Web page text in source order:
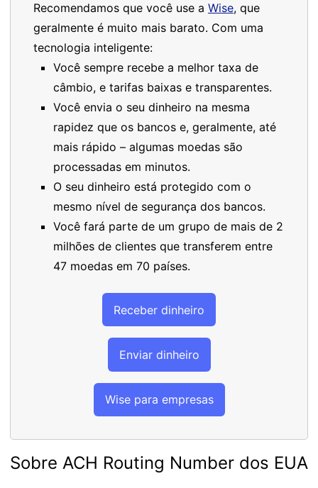
Recomendamos que você use a Wise, que
geralmente é muito mais barato. Com uma
tecnologia inteligente:
Você sempre recebe a melhor taxa de
câmbio, e tarifas baixas e transparentes.
Você envia o seu dinheiro na mesma
rapidez que os bancos e, geralmente, até
mais rápido – algumas moedas são
processadas em minutos.
O seu dinheiro está protegido com o
mesmo nível de segurança dos bancos.
Você fará parte de um grupo de mais de 2
milhões de clientes que transferem entre
47 moedas em 70 países.
Receber dinheiro
Enviar dinheiro
Wise para empresas
Sobre ACH Routing Number dos EUA